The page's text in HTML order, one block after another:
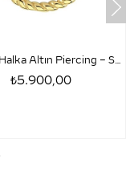
Tragus Halka Altın Piercing – Sezar
₺5.900,00